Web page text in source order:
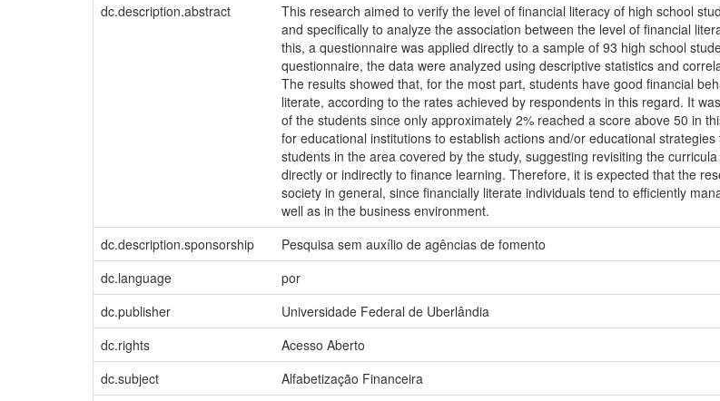
dc.description.abstract
This research aimed to verify the level of financial literacy of high school
and specifically to analyze the association between the level of financial
this, a questionnaire was applied directly to a sample of 93 high school
questionnaire, the data were analyzed using descriptive statistics and
The results showed that, for the most part, students have good financial
literate, according to the rates achieved by respondents in this regard. It
of the students since only approximately 2% reached a score above 50 in
for educational institutions to establish actions and/or educational
students in the area covered by the study, suggesting revisiting the
directly or indirectly to finance learning. Therefore, it is expected that the
society in general, since financially literate individuals tend to efficiently
well as in the business environment.
dc.description.sponsorship Pesquisa sem auxílio de agências de fomento
dc.language
por
dc.publisher
Universidade Federal de Uberlândia
dc.rights
Acesso Aberto
dc.subject
Alfabetização Financeira